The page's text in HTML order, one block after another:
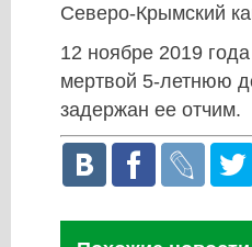
Северо-Крымский
12 ноябре 2019
мертвой 5-летнюю
задержан ее отчим.